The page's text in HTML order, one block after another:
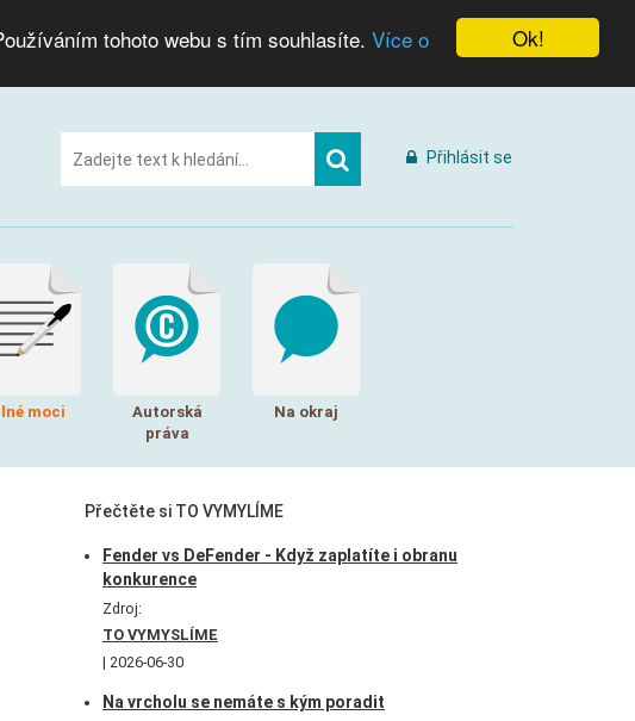
Ok!
tohoto webu s tím souhlasíte. Více o
Přihlásit se
moci
Autorská
práva
Na okraj
Přečtěte si TO VYMYLÍME
Fender vs DeFender - Když zaplatíte i obranu
konkurence
Zdroj:
TO VYMYSLÍME
2026-06-30
Na vrcholu se nemáte s kým poradit